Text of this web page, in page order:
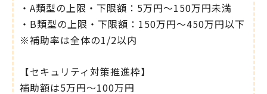
・A類型の上限・下限額：5万円～150万円未満
・B類型の上限・下限額：150万円～450万円以下
※補助率は全体の1/2以内
【セキュリティ対策推進枠】
補助額は5万円～100万円